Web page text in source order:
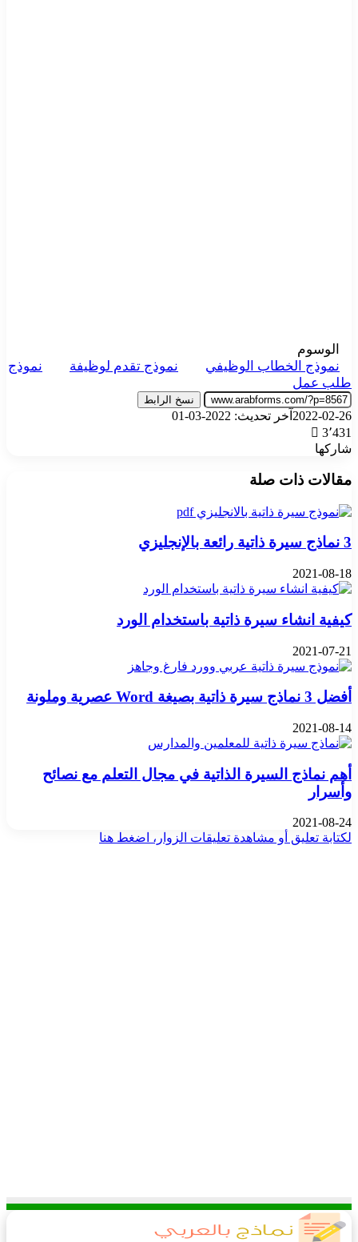
الوسوم
نموذج الخطاب الوظيفي
نموذج تقدم لوظيفة
نموذج
طلب عمل
نسخ الرابط
2022-02-26 آخر تحديث: 2022-03-01
3٬431
شاركها
مقالات ذات صلة
3 نماذج سيرة ذاتية رائعة بالإنجليزي
2021-08-18
كيفية انشاء سيرة ذاتية باستخدام الورد
2021-07-21
أفضل 3 نماذج سيرة ذاتية بصيغة Word عصرية وملونة
2021-08-14
أهم نماذج السيرة الذاتية في مجال التعلم مع نصائح
وأسرار
2021-08-24
لكتابة تعليق أو مشاهدة تعليقات الزوار، اضغط هنا